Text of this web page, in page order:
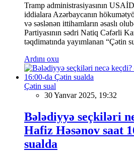
Tramp administrasiyasının
iddialara Azərbaycanın
və səslənən ittihamların əsaslı
Partiyasının sədri Natiq Cəfərli
təqdimatında yayımlanan “Çətin
Ardını oxu
Çətin sual
30 Yanvar 2025, 19:32
Bələdiyyə seçkiləri
Hafiz Həsənov saat
sualda